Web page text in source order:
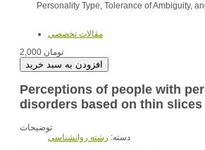
Personality Type, Tolerance of Ambiguity,
مقالات تخصصي
2,000 تومان
Perceptions of people with
disorders based on thin
توضیحات
دسته: رشته روانشناسي